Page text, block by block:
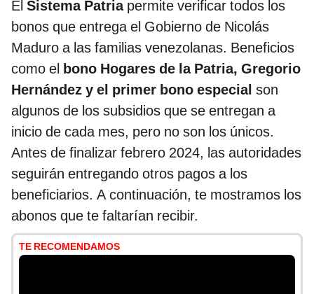
El Sistema Patriapermite verificar todos los
bonos que entrega el Gobierno de Nicolás
Maduro a las familias venezolanas. Beneficios
como el bono Hogares de la Patria, Gregorio
Hernández y el primer bono especial son
algunos de los subsidios que se entregan a
inicio de cada mes, pero no son los únicos.
Antes de finalizar febrero 2024, las autoridades
seguirán entregando otros pagos a los
beneficiarios. A continuación, te mostramos los
abonos que te faltarían recibir.
TE RECOMENDAMOS